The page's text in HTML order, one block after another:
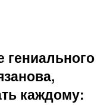
гениального
каждому: